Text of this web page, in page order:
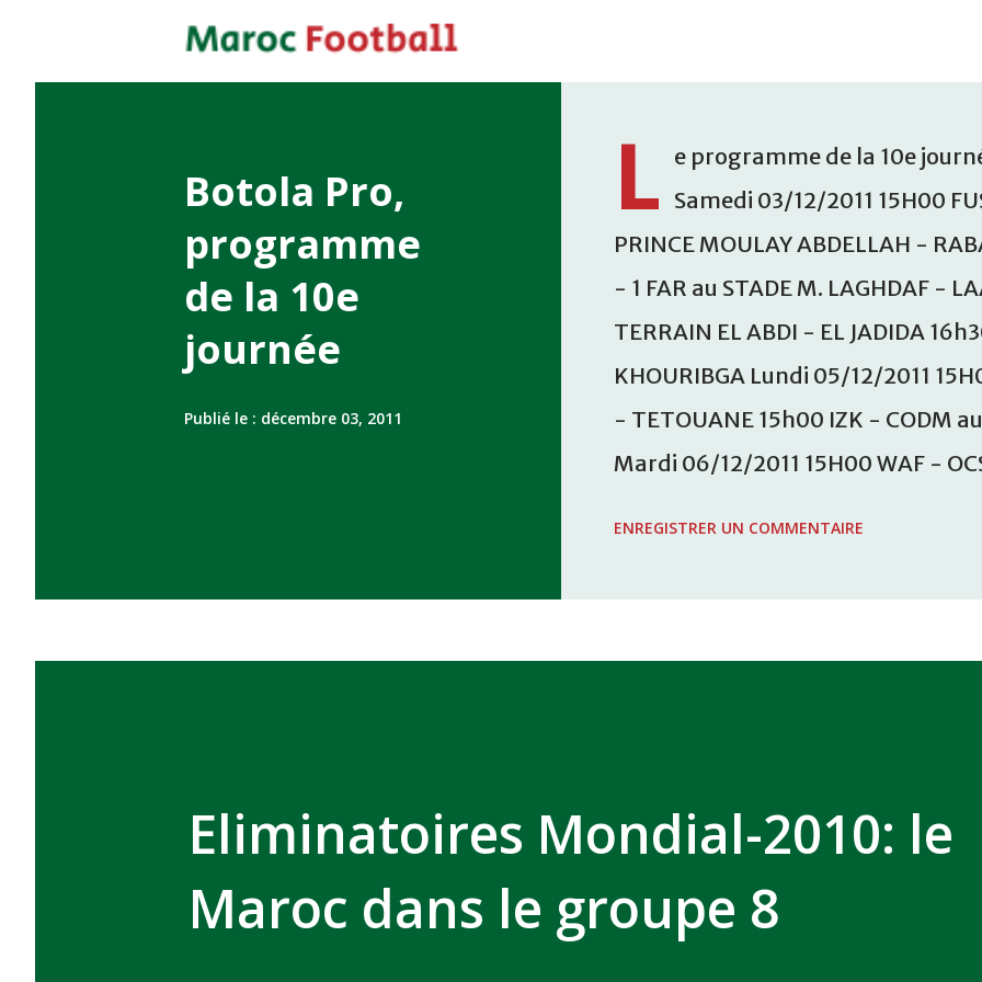
Botola Pro,
programme
de la 10e
journée
Publié le : décembre 03, 2011
L e programme de la 10e
Samedi 03/12/2011 15H00
PRINCE MOULAY ABDELLAH -
- 1 FAR au STADE M. LAGHDAF -
TERRAIN EL ABDI - EL JADIDA
KHOURIBGA Lundi 05/12/2011
- TETOUANE 15h00 IZK - CODM
Mardi 06/12/2011 15H00 WAF -
ENREGISTRER UN COMMENTAIRE
Eliminatoires Mondial-2010: le
Maroc dans le groupe 8